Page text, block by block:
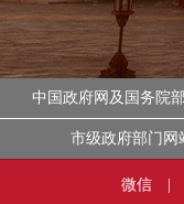
中国政府网及国务院
市级政府部门网
微信